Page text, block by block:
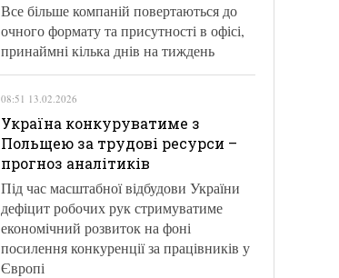
Все більше компаній повертаються до
очного формату та присутності в офісі,
принаймні кілька днів на тиждень
08:51 13.02.2026
Україна конкуруватиме з
Польщею за трудові ресурси –
прогноз аналітиків
Під час масштабної відбудови України
дефіцит робочих рук стримуватиме
економічний розвиток на фоні
посилення конкуренції за працівників у
Європі